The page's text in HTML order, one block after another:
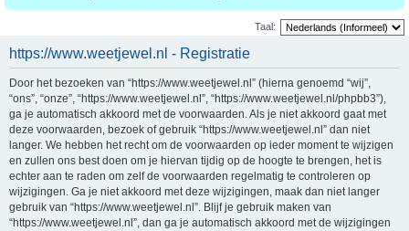
Taal:
https://www.weetjewel.nl - Registratie
Door het bezoeken van “https://www.weetjewel.nl” (hierna genoemd “wij”,
“ons”, “onze”, “https://www.weetjewel.nl”, “https://www.weetjewel.nl/phpbb3”),
ga je automatisch akkoord met de voorwaarden. Als je niet akkoord gaat met
deze voorwaarden, bezoek of gebruik “https://www.weetjewel.nl” dan niet
langer. We hebben het recht om de voorwaarden op ieder moment te wijzigen
en zullen ons best doen om je hiervan tijdig op de hoogte te brengen, het is
echter aan te raden om zelf de voorwaarden regelmatig te controleren op
wijzigingen. Ga je niet akkoord met deze wijzigingen, maak dan niet langer
gebruik van “https://www.weetjewel.nl”. Blijf je gebruik maken van
“https://www.weetjewel.nl”, dan ga je automatisch akkoord met de wijzigingen